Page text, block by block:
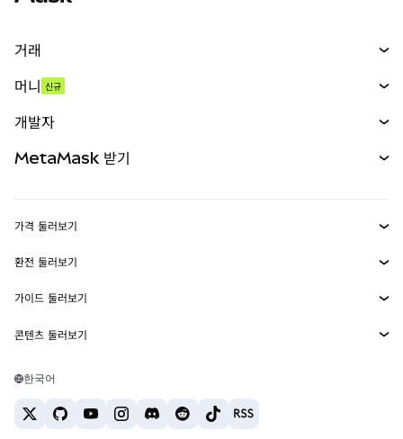
거래
무기한 선물
실물자산
머니 신규
개발자
MetaMask Connect
Snaps
웹3 서비스
MetaMask 받기
보안
고객 지원
채용
가격 둘러보기
이더리움 가격
솔라나 가격
테더 가격
환전 둘러보기
ETH를 USD로 환전
USDT를 INR로 환전
BTC를 INR로 환전
ETH를 USDT로 환전
가이드 둘러보기
ETH 매수
USDT 매수
콘텐츠 둘러보기
솔라나 지갑
한국어